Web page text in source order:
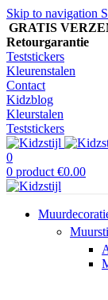
Skip to navigation
GRATIS
Retourgarantie
Teststickers
Kleurenstalen
Contact
Kidzblog
Kleurstalen
Teststickers
0
0 product €0.00